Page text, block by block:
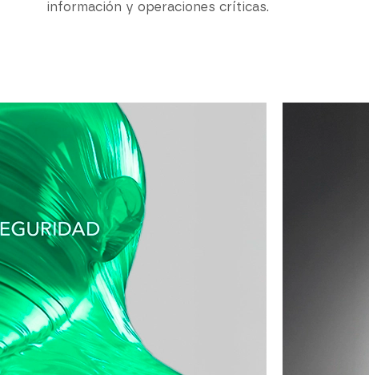
información y operaciones críticas.